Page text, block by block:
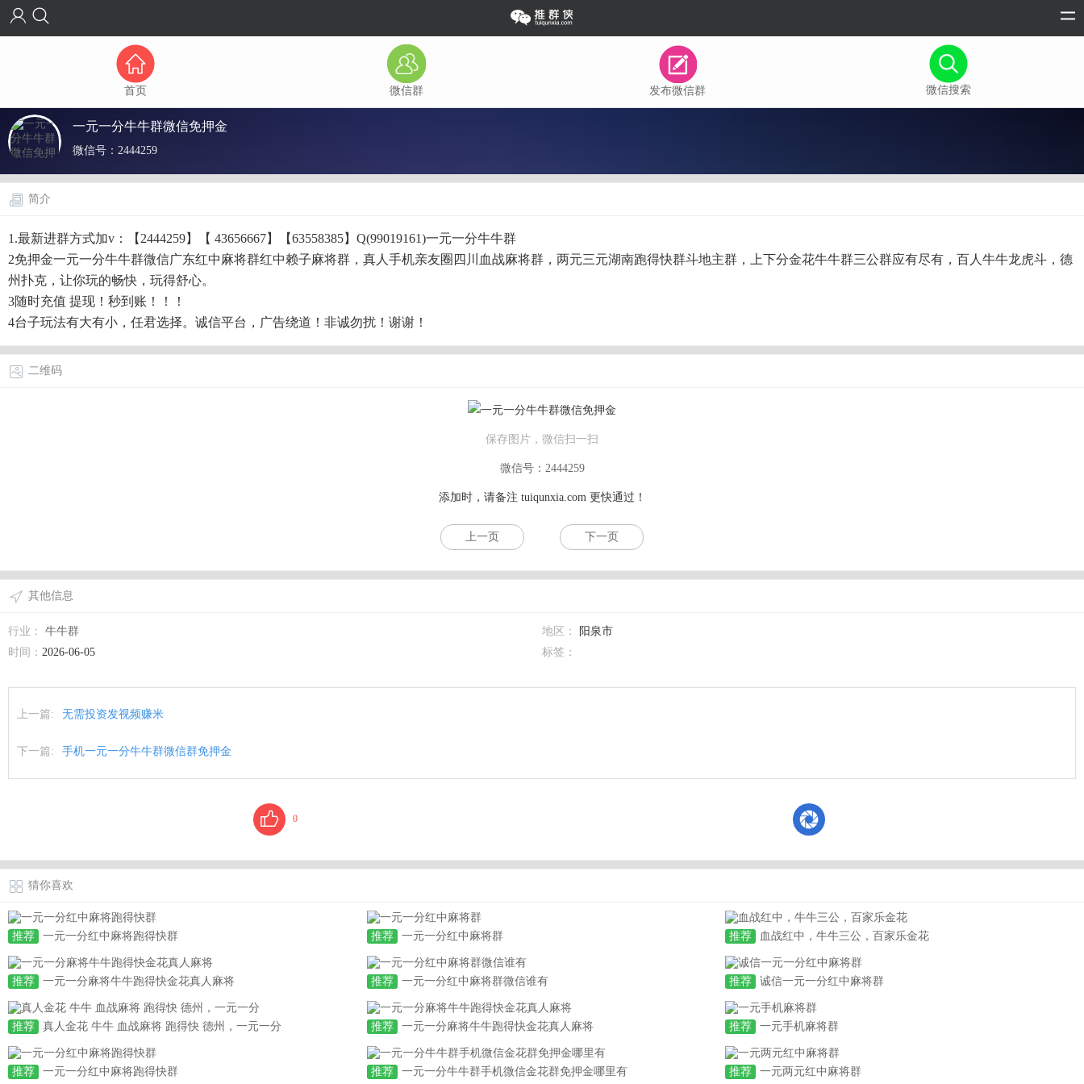
首页 微信群 发布微信群 微信搜索
一元一分牛牛群微信免押金
微信号： 2444259
简介
1.最新进群方式加v：【2444259】【 43656667】【63558385】Q(99019161)一元一分牛牛群
2免押金一元一分牛牛群微信广东红中麻将群红中赖子麻将群，真人手机亲友圈四川血战麻将群，两元三元湖南跑得快群斗地主群，上下分金花牛牛群三公群应有尽有，百人牛牛龙虎斗，德
州扑克，让你玩的畅快，玩得舒心。
3随时充值 提现！秒到账！！！
4台子玩法有大有小，任君选择。诚信平台，广告绕道！非诚勿扰！谢谢！
二维码
保存图片，微信扫一扫
微信号：2444259
添加时，请备注 tuiqunxia.com更快通过！
上一页 下一页
其他信息
行业： 牛牛群 地区：
阳泉市
时间： 2026-06-05 标签：
上一篇: 无需投资发视频赚米
下一篇: 手机一元一分牛牛群微信群免押金
0
猜你喜欢
推荐 一元一分红中麻将跑得快群 推荐 一元一分红中麻将群 推荐 血战红中，牛牛三公，百家乐金花
推荐 一元一分麻将牛牛跑得快金花真人麻将 推荐 一元一分红中麻将群微信谁有 推荐 诚信一元一分红中麻将群
推荐 真人金花 牛牛 血战麻将 跑得快 德州，一元一分 推荐 一元一分麻将牛牛跑得快金花真人麻将 推荐 一元手机麻将群
推荐 一元一分红中麻将跑得快群 推荐 一元一分牛牛群手机微信金花群免押金哪里有 推荐 一元两元红中麻将群